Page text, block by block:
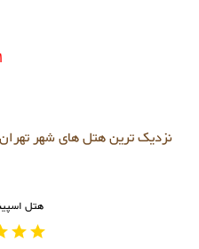
1
نزدیک ترین هتل های شهر
هتل